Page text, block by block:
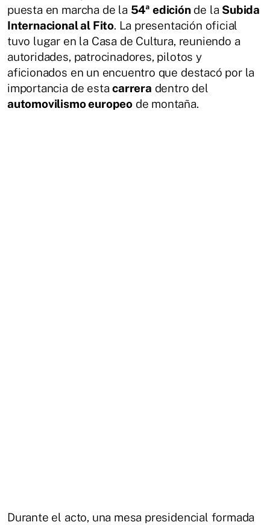
puesta en marcha de la 54ª ediciónde la Subida
Internacional al Fito. La presentación oficial
tuvo lugar en la Casa de Cultura, reuniendo a
autoridades, patrocinadores, pilotos y
aficionados en un encuentro que destacó por la
importancia de estacarrera dentro del
automovilismo europeo de montaña.
Durante el acto, una mesa presidencial formada